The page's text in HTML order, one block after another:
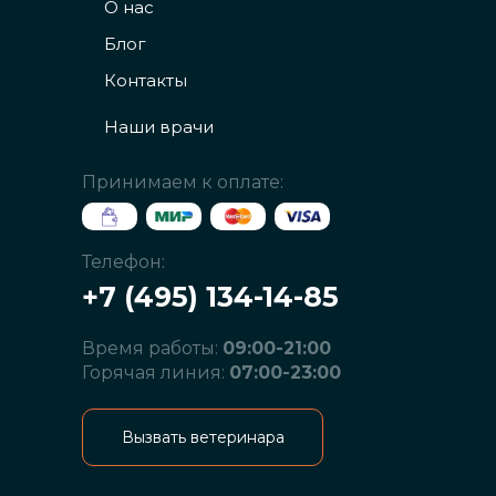
О нас
Блог
Контакты
Наши врачи
Телефон:
+7 (495) 134-14-85
Время работы: 09:00-21:00
Горячая линия: 07:00-23:00
Принимаем к оплате:
Вызвать ветеринара